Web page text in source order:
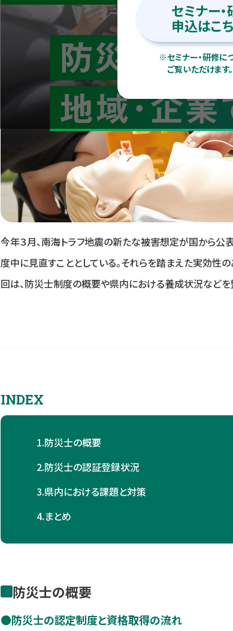
セミナー
申込はこ
※セミナー・研修に
ご覧いただけます。
今年３月、南海トラフ地震の新たな被害想定が国から
度中に見直すこととしている。それらを踏まえた実効性
回は、防災士制度の概要や県内における養成状況などを
INDEX
1.防災士の概要
2.防災士の認証登録状況
3.県内における課題と対策
4.まとめ
防災士の概要
防災士の認定制度と資格取得の流れ